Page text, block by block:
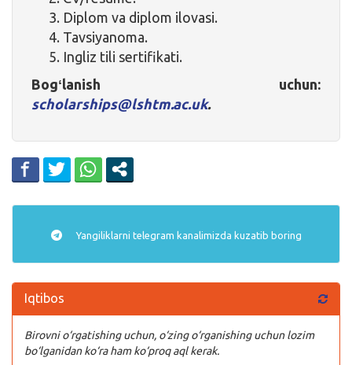
Diplom va diplom ilovasi.
Tavsiyanoma.
Ingliz tili sertifikati.
Bogʻlanish uchun:
scholarships@lshtm.ac.uk.
Yangiliklarni telegram kanalimizda kuzatib boring
Iqtibos
Birovni o‘rgatishing uchun, o‘zing o‘rganishing uchun lozim
bo‘lganidan ko‘ra ham ko‘proq aql kerak.